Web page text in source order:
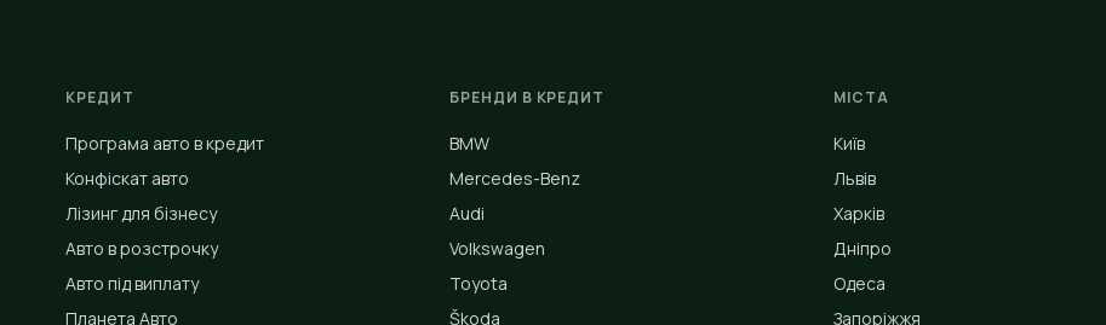
КРЕДИТ
Програма авто в кредит
Конфіскат авто
Лізинг для бізнесу
Авто в розстрочку
Авто під виплату
Планета Авто
БРЕНДИ В КРЕДИТ
BMW
Mercedes-Benz
Audi
Volkswagen
Toyota
Škoda
МІСТА
Київ
Львів
Харків
Дніпро
Одеса
Запоріжжя